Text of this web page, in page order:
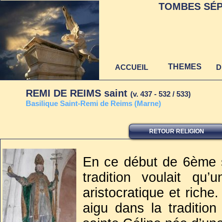
REMI DE REIMS saint (v. 437 - 532 / 533)
Basilique Saint-Remi de Reims (Marne)
RETOUR RELIGION
En ce début de
tradition voulait
aristocratique et
aigu dans la
au 22 juin 2021
TOMBES
ACCUEIL THEMES